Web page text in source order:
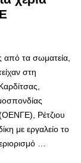
από τα σωματεία,
στη
Ρέτζιου
με εργαλείο το
…